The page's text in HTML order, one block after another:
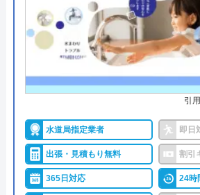
に関するお悩みを解決してくれる
土曜日も営業しているので、週末
頼しやすくなっています。
水道局指定工事店に登録されて
ついても問題がありません。見積
しているので、富山県にお住いの
わせをしておきたい業者です。
引
水道局指定業者 即日
出張・見積もり無料 割引
365日対応 24時